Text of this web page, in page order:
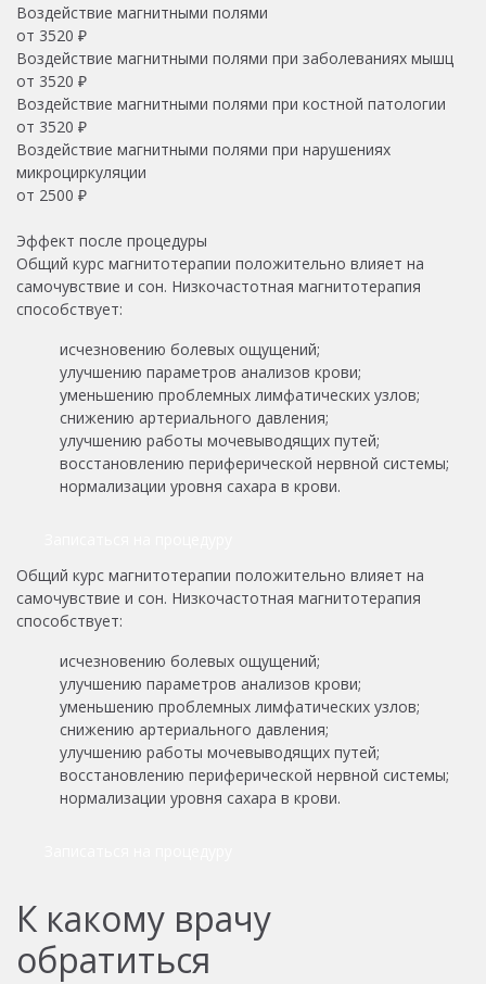
Воздействие магнитными полями
от 3520 ₽
Воздействие магнитными полями при заболеваниях мышц
от 3520 ₽
Воздействие магнитными полями при костной патологии
от 3520 ₽
Воздействие магнитными полями при нарушениях
микроциркуляции
от 2500 ₽
Эффект после процедуры
Общий курс магнитотерапии положительно влияет на
самочувствие и сон. Низкочастотная магнитотерапия
способствует:
исчезновению болевых ощущений;
улучшению параметров анализов крови;
уменьшению проблемных лимфатических узлов;
снижению артериального давления;
улучшению работы мочевыводящих путей;
восстановлению периферической нервной системы;
нормализации уровня сахара в крови.
Общий курс магнитотерапии положительно влияет на
самочувствие и сон. Низкочастотная магнитотерапия
способствует:
исчезновению болевых ощущений;
улучшению параметров анализов крови;
уменьшению проблемных лимфатических узлов;
снижению артериального давления;
улучшению работы мочевыводящих путей;
восстановлению периферической нервной системы;
нормализации уровня сахара в крови.
К какому врачу
обратиться